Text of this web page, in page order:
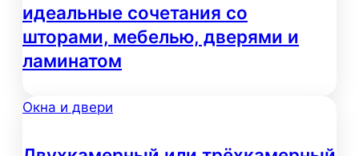
идеальные сочетания со
шторами, мебелью, дверями и
ламинатом
Окна и двери